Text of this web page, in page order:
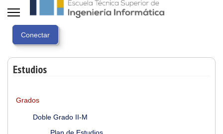
Estudios
Grados
Doble Grado II-M